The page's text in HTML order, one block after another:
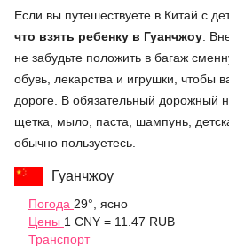
Если вы путешествуете в Китай с
что взять ребенку в Гуанчжоу .
не забудьте положить в багаж
обувь, лекарства и игрушки, чтобы
дороге. В обязательный дорожный
щетка, мыло, паста, шампунь,
обычно пользуетесь.
Гуанчжоу
Погода 29°, ясно
Цены 1 CNY = 11.47 RUB
Транспорт